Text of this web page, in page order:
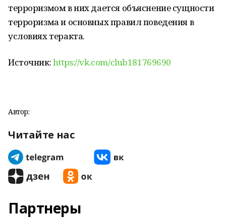
терроризмом в них дается объяснение сущности
терроризма и основных правил поведения в
условиях теракта.
Источник:https://vk.com/club181769690
Автор:
Читайте нас
Партнеры